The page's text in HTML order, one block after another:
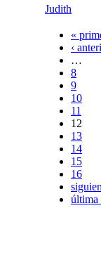
Judith
«
‹
…
8
9
10
11
12
13
14
15
16
última